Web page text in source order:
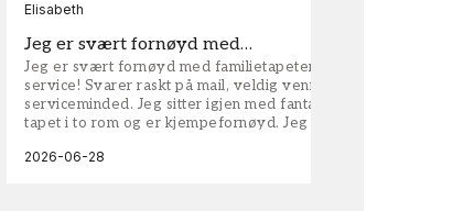
Elisabeth
Jeg er svært fornøyd med…
Jeg er svært fornøyd med familietapeter. Maken til
service! Svarer raskt på mail, veldig vennlige og
serviceminded. Jeg sitter igjen med fantastisk fin
tapet i to rom og er kjempefornøyd. Jeg anbefaler
2026-06-28